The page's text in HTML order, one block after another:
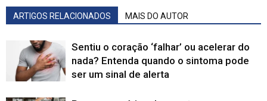
ARTIGOS RELACIONADOS MAIS DO AUTOR
Sentiu o coração ‘falhar’ ou acelerar do
nada? Entenda quando o sintoma pode
ser um sinal de alerta